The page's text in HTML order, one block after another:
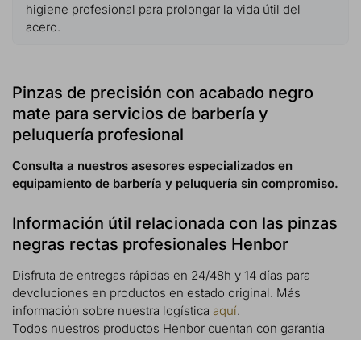
higiene profesional para prolongar la vida útil del
acero.
Pinzas de precisión con acabado negro
mate para servicios de barbería y
peluquería profesional
Consulta a nuestros asesores especializados en
equipamiento de barbería y peluquería sin compromiso.
Información útil relacionada con las pinzas
negras rectas profesionales Henbor
Disfruta de entregas rápidas en 24/48h y 14 días para
devoluciones en productos en estado original. Más
información sobre nuestra logística aquí.
Todos nuestros productos Henbor cuentan con garantía